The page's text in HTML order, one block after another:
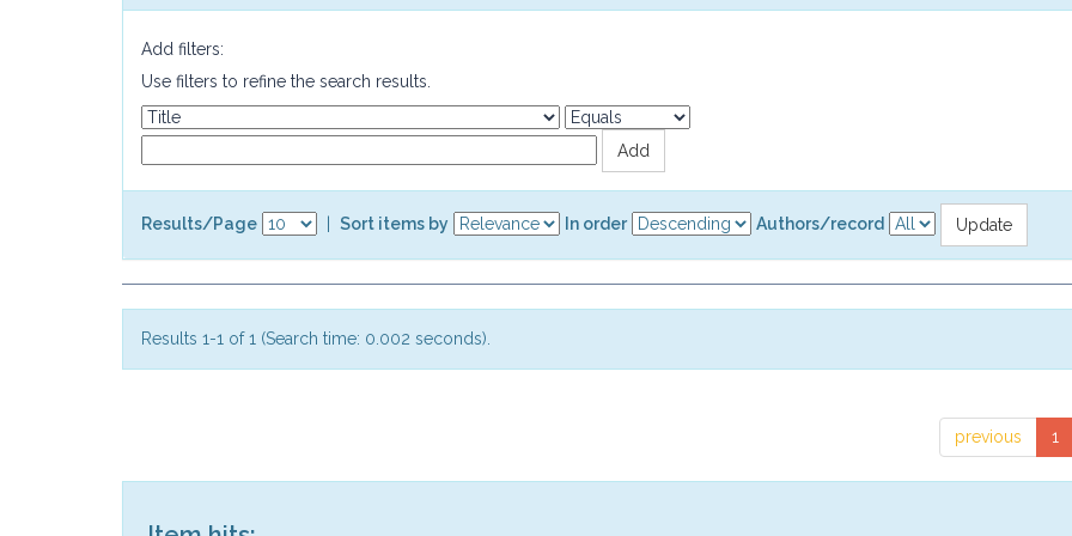
Add filters:
Use filters to refine the search results.
Results/Page Sort items by In order Authors/record
Results 1-1 of 1 (Search time: 0.002 seconds).
previous 1